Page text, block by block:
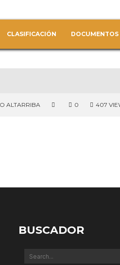
CLASIFICACIÓN DOCUMENTOS
ALTARRIBA 0 407
BUSCADOR